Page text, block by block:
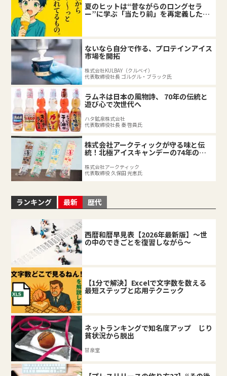
夏のヒットは“昔ながらのロングセラ
ー”に学ぶ「当たり前」を再定義した企
業の底力
ないなら自分で作る、プロテインアイス
市場を開拓
株式会社KULBAY（クルベイ）
代表取締役社長 ゴルグル・ブラック氏
ラムネは日本の風物詩、 70年の伝統と
遊び心で次世代へ
ハタ鉱泉株式会社
代表取締役社長 秦 啓員氏
株式会社アークティックが守る味と伝
統！北極アイスキャンデーの74年の軌
跡
株式会社アークティック
代表取締役 久保田 光恵氏
ランキング 最新 歴代
西暦和暦早見表【2026年最新版】～世
の中のできごとを復習しながら～
【1分で解決】Excelで文字数を数える
最短ステップと応用テクニック
ネットランキングで知名度アップ じり
貧状況から脱出
甘泉堂